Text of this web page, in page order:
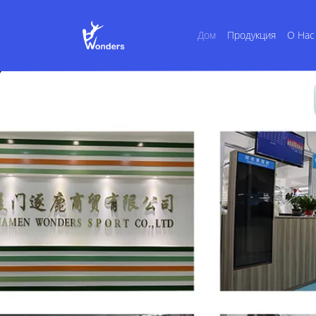
Дом Продукция О Нас